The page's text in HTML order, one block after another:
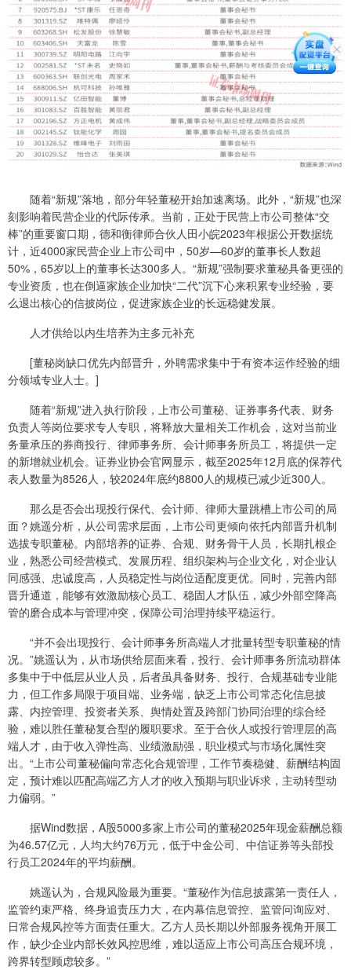
随着“新规”落地，部分年轻董秘开始加速离场。此外，“新规”也深
刻影响着民营企业的代际传承。当前，正处于民营上市公司整体“交
棒”的重要窗口期，德和衡律师合伙人田小皖2023年根据公开数据统
计，近4000家民营企业上市公司中，50岁—60岁的董事长人数超
50%，65岁以上的董事长达300多人。“新规”强制要求董秘具备更强的
专业资质，也在倒逼家族企业加快“二代”沉下心来积累专业经验，要
么退出核心的信披岗位，促进家族企业的长远稳健发展。
人才供给以内生培养为主多元补充
[董秘岗缺口优先内部晋升，外聘需求集中于有资本运作经验的细
分领域专业人士。]
随着“新规”进入执行阶段，上市公司董秘、证券事务代表、财务
负责人等岗位要求专人专职，将释放大量相关工作机会，这对当前业
务量承压的券商投行、律师事务所、会计师事务所员工，将提供一定
的新增就业机会。证券业协会官网显示，截至2025年12月底的保荐代
表人数量为8526人，较2024年底约8800人的规模已减少近300人。
那么是否会出现投行保代、会计师、律师大量跳槽上市公司的局
面？姚遥分析，从公司需求层面，上市公司更倾向依托内部晋升机制
选拔专职董秘。内部培养的证券、合规、财务骨干人员，长期扎根企
业，熟悉公司经营模式、发展历程、组织架构与企业文化，对企业认
同感强、忠诚度高，人员稳定性与岗位适配度更优。同时，完善内部
晋升通道，能够有效激励核心员工、稳固人才队伍，减少外部空降高
管的磨合成本与管理冲突，保障公司治理持续平稳运行。
“并不会出现投行、会计师事务所高端人才批量转型专职董秘的情
况。”姚遥认为，从市场供给层面来看，投行、会计师事务所流动群体
多集中于中低层从业人员，后者虽具备财务、投行、合规基础专业能
力，但工作多局限于项目端、业务端，缺乏上市公司常态化信息披
露、内控管理、投资者关系、舆情处置及跨部门协同治理的综合经
验，难以胜任董秘复合型的履职要求。至于合伙人或投行管理层的高
端人才，由于收入弹性高、业绩激励强，职业模式与市场化属性突
出。“上市公司董秘偏向常态化合规管理，工作节奏稳健、薪酬结构固
定，预计难以匹配高端乙方人才的收入预期与职业诉求，主动转型动
力偏弱。”
据Wind数据，A股5000多家上市公司的董秘2025年现金薪酬总额
为46.57亿元，人均大约76万元，低于中金公司、中信证券等头部投
行员工2024年的平均薪酬。
姚遥认为，合规风险最为重要。“董秘作为信息披露第一责任人，
监管约束严格、终身追责压力大，在内幕信息管控、监管问询应对、
日常合规风控等方面责任重大。乙方人员长期以外部服务视角开展工
作，缺少企业内部长效风控思维，难以适应上市公司高压合规环境，
跨界转型顾虑较多。”